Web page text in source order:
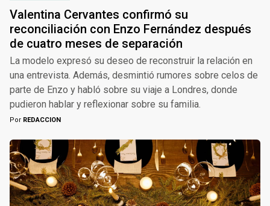
Valentina Cervantes confirmó su
reconciliación con Enzo Fernández después
de cuatro meses de separación
La modelo expresó su deseo de reconstruir la relación en
una entrevista. Además, desmintió rumores sobre celos de
parte de Enzo y habló sobre su viaje a Londres, donde
pudieron hablar y reflexionar sobre su familia.
Por REDACCION